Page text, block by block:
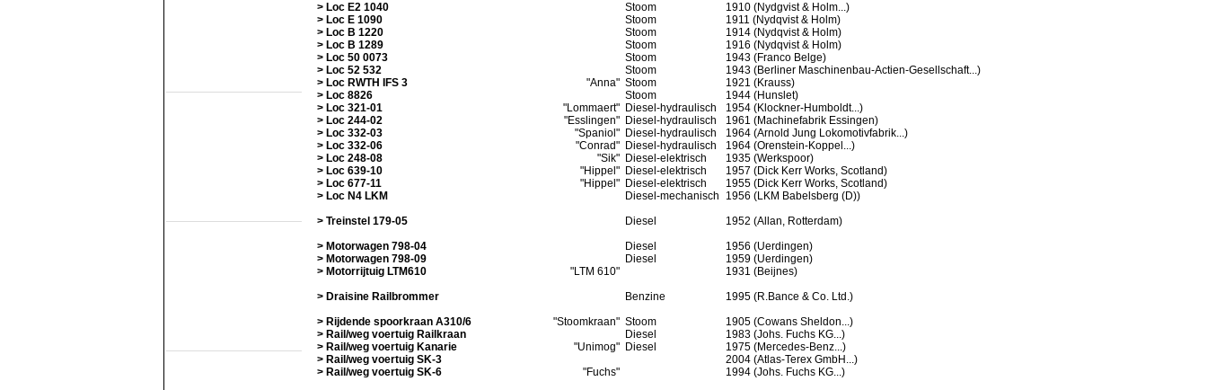
> Loc E2 1040 Stoom
1910 (Nydgvist & Holm...)
> Loc E 1090
Stoom
1911 (Nydqvist & Holm)
> Loc B 1220
Stoom
1914 (Nydqvist & Holm)
> Loc B 1289
Stoom
1916 (Nydqvist & Holm)
> Loc 50 0073
Stoom
1943 (Franco Belge)
> Loc 52 532
Stoom
1943 (Berliner Maschinenbau-Actien-Gesellschaft...)
> Loc RWTH IFS 3
"Anna" Stoom
1921 (Krauss)
> Loc 8826
Stoom
1944 (Hunslet)
> Loc 321-01
"Lommaert" Diesel-hydraulisch
1954 (Klockner-Humboldt...)
> Loc 244-02
"Esslingen" Diesel-hydraulisch
1961 (Machinefabrik Essingen)
> Loc 332-03
"Spaniol" Diesel-hydraulisch
1964 (Arnold Jung Lokomotivfabrik...)
> Loc 332-06
"Conrad" Diesel-hydraulisch
1964 (Orenstein-Koppel...)
> Loc 248-08
"Sik" Diesel-elektrisch
1935 (Werkspoor)
> Loc 639-10
"Hippel" Diesel-elektrisch
1957 (Dick Kerr Works, Scotland)
> Loc 677-11
"Hippel" Diesel-elektrisch
1955 (Dick Kerr Works, Scotland)
> Loc N4 LKM
Diesel-mechanisch
1956 (LKM Babelsberg (D))
> Treinstel 179-05
Diesel
1952 (Allan, Rotterdam)
> Motorwagen 798-04
Diesel
1956 (Uerdingen)
> Motorwagen 798-09
Diesel
1959 (Uerdingen)
> Motorrijtuig LTM610
"LTM 610"
1931 (Beijnes)
> Draisine Railbrommer
Benzine
1995 (R.Bance & Co. Ltd.)
> Rijdende spoorkraan A310/6
"Stoomkraan" Stoom
1905 (Cowans Sheldon...)
> Rail/weg voertuig Railkraan
Diesel
1983 (Johs. Fuchs KG...)
> Rail/weg voertuig Kanarie
"Unimog" Diesel
1975 (Mercedes-Benz...)
> Rail/weg voertuig SK-3
2004 (Atlas-Terex GmbH...)
> Rail/weg voertuig SK-6
"Fuchs"
1994 (Johs. Fuchs KG...)